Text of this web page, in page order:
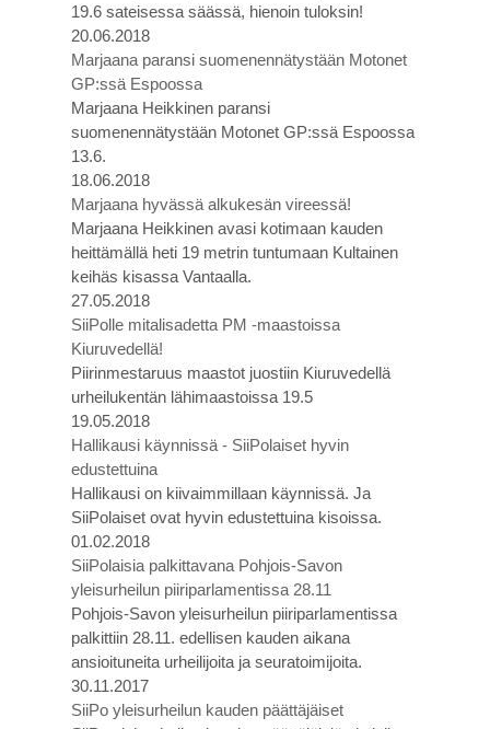
19.6 sateisessa säässä, hienoin tuloksin!
20.06.2018
Marjaana paransi suomenennätystään Motonet
GP:ssä Espoossa
Marjaana Heikkinen paransi
suomenennätystään Motonet GP:ssä Espoossa
13.6.
18.06.2018
Marjaana hyvässä alkukesän vireessä!
Marjaana Heikkinen avasi kotimaan kauden
heittämällä heti 19 metrin tuntumaan Kultainen
keihäs kisassa Vantaalla.
27.05.2018
SiiPolle mitalisadetta PM -maastoissa
Kiuruvedellä!
Piirinmestaruus maastot juostiin Kiuruvedellä
urheilukentän lähimaastoissa 19.5
19.05.2018
Hallikausi käynnissä - SiiPolaiset hyvin
edustettuina
Hallikausi on kiivaimmillaan käynnissä. Ja
SiiPolaiset ovat hyvin edustettuina kisoissa.
01.02.2018
SiiPolaisia palkittavana Pohjois-Savon
yleisurheilun piiriparlamentissa 28.11
Pohjois-Savon yleisurheilun piiriparlamentissa
palkittiin 28.11. edellisen kauden aikana
ansioituneita urheilijoita ja seuratoimijoita.
30.11.2017
SiiPo yleisurheilun kauden päättäjäiset